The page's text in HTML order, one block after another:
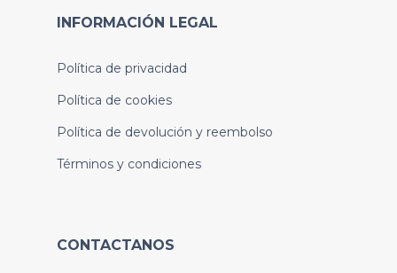
INFORMACIÓN LEGAL
Política de privacidad
Política de cookies
Política de devolución y reembolso
Términos y condiciones
CONTACTANOS